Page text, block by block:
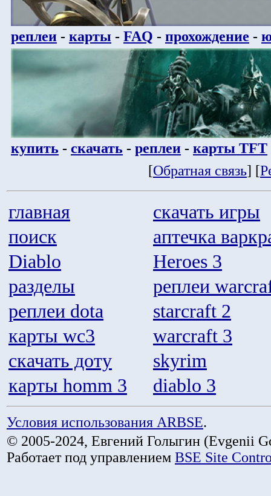
реплеи - карты - FAQ - прохождение -
купить - скачать - реплеи - карты TFT
[Обратная связь] [
главная
скачать игры
поиск
аптечка
Diablo
Heroes 3
разделы
реплеи
реплеи dota
starcraft 2
карты wc3
warcraft 3
скачать доту
skyrim
карты homm 3
diablo 3
Условия использования ARBSE.
© 2005-2024, Евгений Голыгин (Evgenii
Работает под управлением BSE Site